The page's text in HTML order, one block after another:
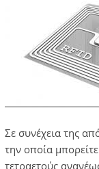
Σε συνέχεια της
την οποία
τετραετούς